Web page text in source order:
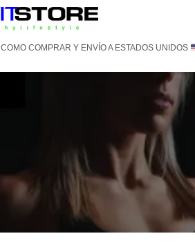
COMO COMPRAR Y ENVÍO A ESTADOS UNIDOS